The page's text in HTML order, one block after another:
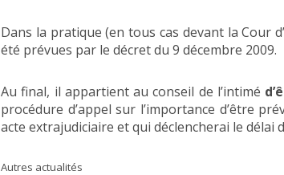
Dans la pratique (en tous cas devant la Cour
été prévues par le décret du 9 décembre 2009.
Au final, il appartient au conseil de l’intimé
procédure d’appel sur l’importance d’être
acte extrajudiciaire et qui déclencherai le délai
Autres actualités